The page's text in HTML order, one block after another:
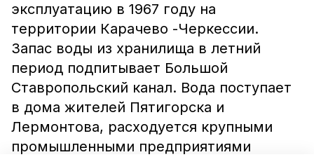
эксплуатацию в 1967 году на
территории Карачево -Черкессии.
Запас воды из хранилища в летний
период подпитывает Большой
Ставропольский канал. Вода поступает
в дома жителей Пятигорска и
Лермонтова, расходуется крупными
промышленными предприятиями